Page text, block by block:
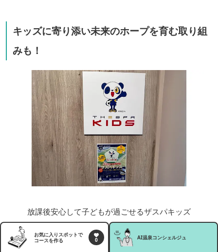
キッズに寄り添い未来のホープを育む取り組
みも！
放課後安心して子どもが過ごせるザスパキッズ
お気に入りスポットで
コースを作る
0 AI温泉コンシェルジュ